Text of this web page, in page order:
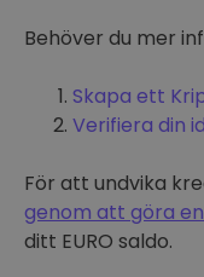
Behöver du mer
Skapa ett
Verifiera din
För att undvika
genom att göra
ditt EURO saldo.